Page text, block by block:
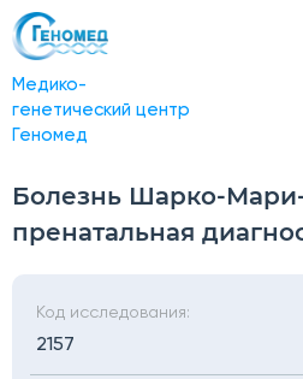
Медико-
генетический центр
Геномед
Болезнь Шарко-Мари-
пренатальная
Код исследования:
2157